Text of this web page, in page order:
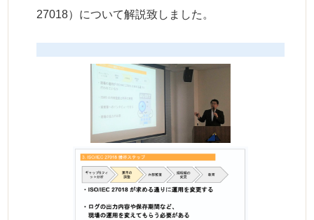
27018）について解説致しました。